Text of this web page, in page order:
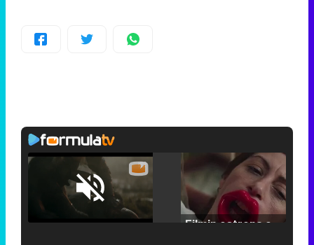
Unmute /
Loaded:
25.30%